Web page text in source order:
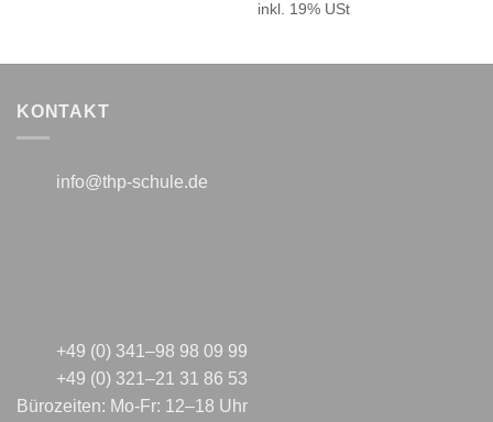
inkl. 19% USt
KONTAKT
info@thp-schule.de
+49 (0) 341–98 98 09 99
+49 (0) 321–21 31 86 53
Bürozeiten: Mo-Fr: 12–18 Uhr